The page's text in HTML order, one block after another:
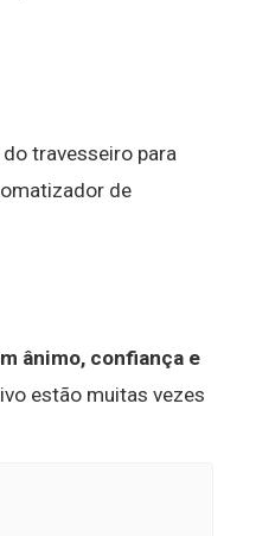
travesseiro para
de
ânimo, confiança e
estão muitas vezes